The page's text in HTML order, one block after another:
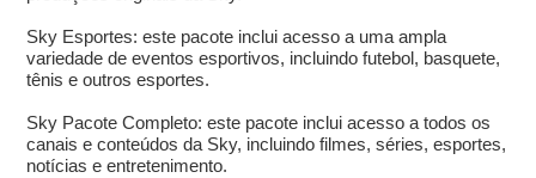
Sky Esportes: este pacote inclui acesso a uma ampla
variedade de eventos esportivos, incluindo futebol, basquete,
tênis e outros esportes.
Sky Pacote Completo: este pacote inclui acesso a todos os
canais e conteúdos da Sky, incluindo filmes, séries, esportes,
notícias e entretenimento.